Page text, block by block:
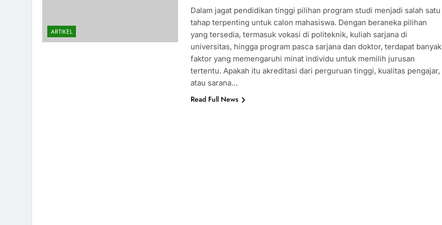
ARTIKEL
Dalam jagat pendidikan tinggi pilihan program studi menjadi salah satu
tahap terpenting untuk calon mahasiswa. Dengan beraneka pilihan
yang tersedia, termasuk vokasi di politeknik, kuliah sarjana di
universitas, hingga program pasca sarjana dan doktor, terdapat banyak
faktor yang memengaruhi minat individu untuk memilih jurusan
tertentu. Apakah itu akreditasi dari perguruan tinggi, kualitas pengajar,
atau sarana…
Read Full News